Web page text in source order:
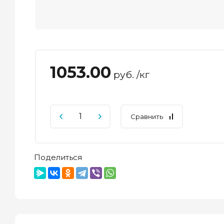
1053.00 руб. /кг
Сравнить
Поделиться